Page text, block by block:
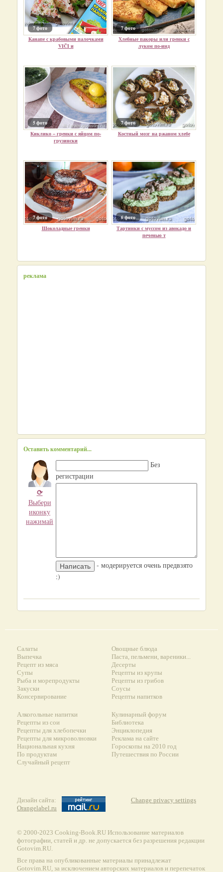
7 фото
Канапе с крабовыми палочками
VIČI и
7 фото
Хлебные пакоры или гренки с
луком по-инд
5 фото
Киклико – гренки с яйцом по-
грузински
7 фото
Костный мозг на ржаном хлебе
7 фото
Шоколадные гренки
6 фото
Тартинки с муссом из авокадо и
печенью т
реклама
Оставить комментарий...
⟳
Выбери
иконку
нажимай
Без
регистрации
- модерируется очень предвзято
:)
Салаты
Выпечка
Рецепт из мяса
Супы
Рыба и морепродукты
Закуски
Консервирование
Овощные блюда
Паста, пельмени, вареники...
Десерты
Рецепты из крупы
Рецепты из грибов
Соусы
Рецепты напитков
Алкогольные напитки
Рецепты из сои
Рецепты для хлебопечки
Рецепты для микроволновки
Национальная кухня
По продуктам
Случайный рецепт
Кулинарный форум
Библиотека
Энциклопедия
Реклама на сайте
Гороскопы на 2010 год
Путешествия по России
Дизайн сайта:
Orangelabel.ru
Change privacy settings
© 2000-2023 Сooking-Book.RU Использование материалов
фотографии, статей и др. не допускается без разрешения редакции
Gotovim.RU.
Все права на опубликованные материалы принадлежат
Gotovim.RU, за исключением авторских материалов и перепечаток